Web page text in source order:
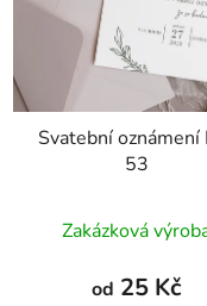
Svatební oznámení
53
Zakázková
od 25 Kč